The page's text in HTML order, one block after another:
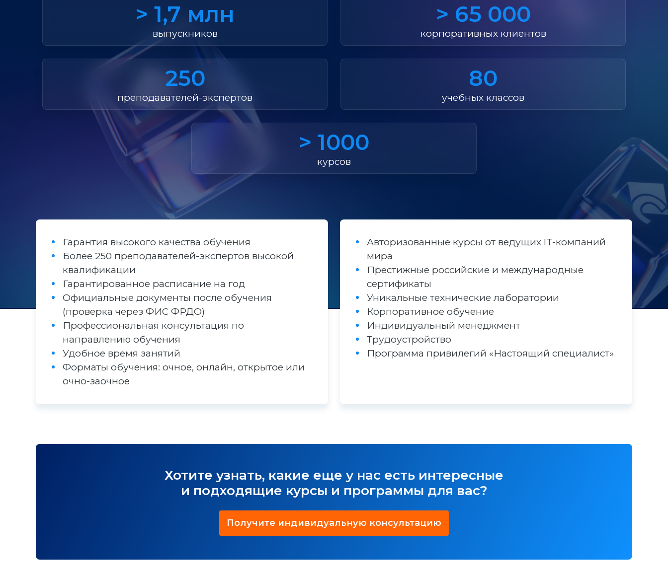
> 1,7 млн
выпускников
> 65 000
корпоративных клиентов
250
преподавателей-экспертов
80
учебных классов
> 1000
курсов
Гарантия высокого качества обучения
Более 250 преподавателей-экспертов высокой
квалификации
Гарантированное расписание на год
Официальные документы после обучения
(проверка через ФИС ФРДО)
Профессиональная консультация по
направлению обучения
Удобное время занятий
Форматы обучения: очное, онлайн, открытое или
очно-заочное
Авторизованные курсы от ведущих IT-компаний
мира
Престижные российские и международные
сертификаты
Уникальные технические лаборатории
Корпоративное обучение
Индивидуальный менеджмент
Трудоустройство
Программа привилегий «Настоящий специалист»
Хотите узнать, какие еще у нас есть интересные
и подходящие курсы и программы для вас?
Получите индивидуальную консультацию